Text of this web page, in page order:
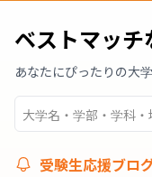
ベストマッ
あなたにぴったりの大
受験生応援ブロ